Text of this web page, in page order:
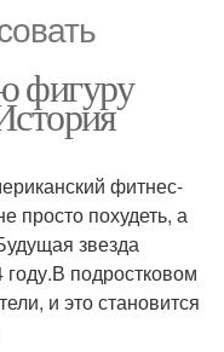
фигуру
фитнес-
просто похудеть, а
звезда
подростковом
и это становится